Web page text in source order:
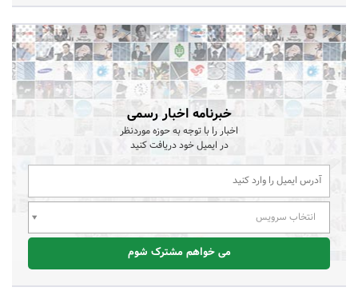
خبرنامه اخبار رسمی
اخبار را با توجه به حوزه موردنظر
در ایمیل خود دریافت کنید
انتخاب سرویس
می خواهم مشترک شوم